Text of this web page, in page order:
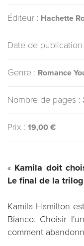
Éditeur : Hachette
Date de publication
Genre : Romance
Nombre de pages :
Prix : 19,00 €
« Kamila doit
Le final de la
Kamila Hamilton
Bianco. Choisir
comment